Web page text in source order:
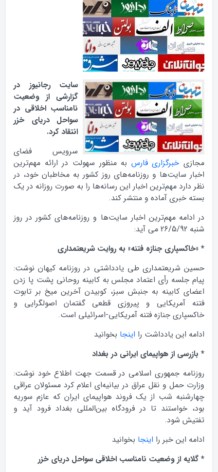
سایت رجانیوز در
گزارشی از وضعیت
نامناسب اخلاقی در
سواحل دریای خزر
انتقاد کرد.
سرویس فضای
مجازی خبرگزاری فارس به منظور سهولت در ارائه مهم‌ترین
اخبار سایت‌ها و روزنامه‌های روز کشور به مخاطبان خود، در
نظر دارد مهم‌ترین اخبار این رسانه‌ها را به صورت روزانه در یک
بسته خبری آماده و منتشر کند.
در ادامه مهم‌ترین اخبار سایت‌ها و روزنامه‌های کشور در روز
شنبه 26/5/92 می آید:
* «خاکسپاری جنازه فتنه» به روایت شریعتمداری
حسین شریعتمداری طی یادداشتی در روزنامه کیهان نوشت:
پیام جلسه رأی اعتماد مجلس به کابینه روحانی پشت پا زدن
اعضای کابینه به جنبش سبز، کوبیدن آخرین میخ بر تابوت
فتنه آمریکایی و پیروزی قطعی گفتمان اصولگرایی و
خاکسپاری جنازه فتنه آمریکایی-اسرائیلی است.
ادامه این یادداشت را اینجا بخوانید
* بازرسی از هواپیمای ایرانی در بغداد
روزنامه جمهوری اسلامی در قسمت جهت اطلاع خود نوشت:
وزارت حمل و نقل عراق در بیانیه‌ای اعلام کرد مسئولان عراقی
چهارشنبه شب از یک فروند هواپیمای ایران که عازم سوریه
بود، خواستند تا در فرودگاه بین‌المللی بغداد فرود آید و
تفتیش شود.
ادامه این خبر را اینجا بخوانید
* گلایه از وضعیت نامناسب اخلاقی سواحل دریای خزر